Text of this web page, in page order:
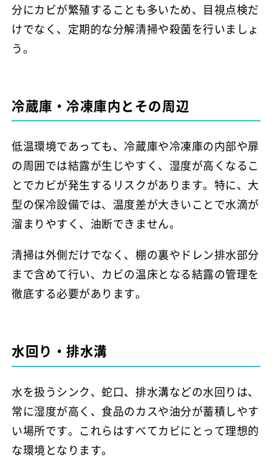
分にカビが繁殖することも多いため、目視点検だ
けでなく、定期的な分解清掃や殺菌を行いましょ
う。
冷蔵庫・冷凍庫内とその周辺
低温環境であっても、冷蔵庫や冷凍庫の内部や扉
の周囲では結露が生じやすく、湿度が高くなるこ
とでカビが発生するリスクがあります。特に、大
型の保冷設備では、温度差が大きいことで水滴が
溜まりやすく、油断できません。
清掃は外側だけでなく、棚の裏やドレン排水部分
まで含めて行い、カビの温床となる結露の管理を
徹底する必要があります。
水回り・排水溝
水を扱うシンク、蛇口、排水溝などの水回りは、
常に湿度が高く、食品のカスや油分が蓄積しやす
い場所です。これらはすべてカビにとって理想的
な環境となります。